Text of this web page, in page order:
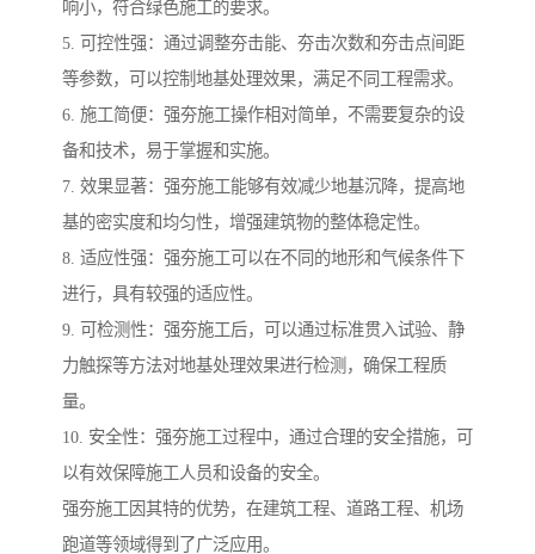
响小，符合绿色施工的要求。
5. 可控性强：通过调整夯击能、夯击次数和夯击点间距
等参数，可以控制地基处理效果，满足不同工程需求。
6. 施工简便：强夯施工操作相对简单，不需要复杂的设
备和技术，易于掌握和实施。
7. 效果显著：强夯施工能够有效减少地基沉降，提高地
基的密实度和均匀性，增强建筑物的整体稳定性。
8. 适应性强：强夯施工可以在不同的地形和气候条件下
进行，具有较强的适应性。
9. 可检测性：强夯施工后，可以通过标准贯入试验、静
力触探等方法对地基处理效果进行检测，确保工程质
量。
10. 安全性：强夯施工过程中，通过合理的安全措施，可
以有效保障施工人员和设备的安全。
强夯施工因其特的优势，在建筑工程、道路工程、机场
跑道等领域得到了广泛应用。